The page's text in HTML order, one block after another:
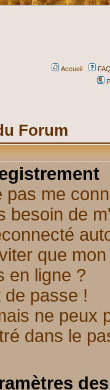
Accueil
Forum
pas me
besoin de
que
en ligne ?
passe !
ne peux
dans le